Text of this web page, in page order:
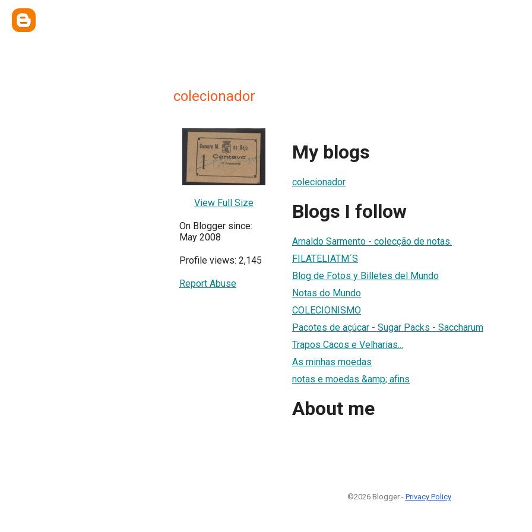
colecionador
View Full Size
On Blogger since:
May 2008
Profile views: 2,145
Report Abuse
My blogs
colecionador
Blogs I follow
Arnaldo Sarmento - colecção de notas.
FILATELIATM´S
Blog de Fotos y Billetes del Mundo
Notas do Mundo
COLECIONISMO
Pacotes de açúcar - Sugar Packs - Saccharum
Trapos Cacos e Velharias...
As minhas moedas
notas e moedas &amp; afins
About me
©2026 Blogger - Privacy Policy